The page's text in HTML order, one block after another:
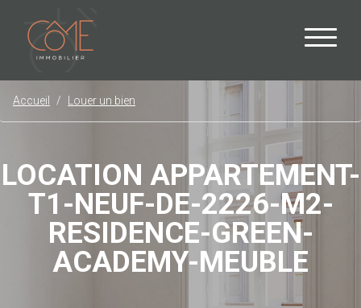
LOCATION APPARTEMENT-
T1-NEUF-DE-2226-M2-
RESIDENCE-GREEN-
ACADEMY-MEUBLE
Accueil Louer un bien